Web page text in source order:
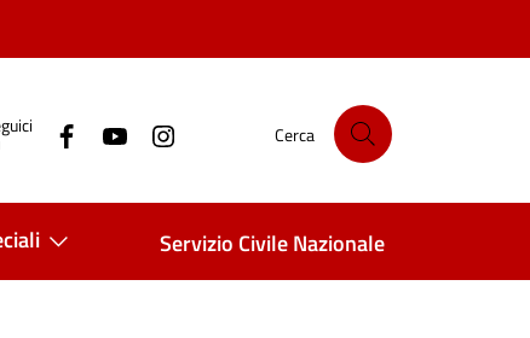
Cerca
Servizio Civile Nazionale